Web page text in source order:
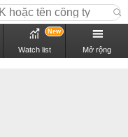
Watch list
New
Mở rộng